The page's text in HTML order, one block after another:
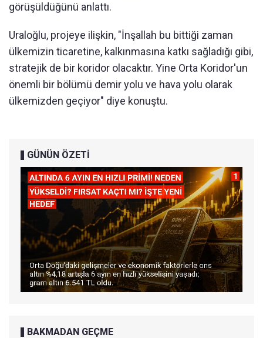
görüşüldüğünü anlattı.
Uraloğlu, projeye ilişkin, "İnşallah bu bittiği zaman
ülkemizin ticaretine, kalkınmasına katkı sağladığı gibi,
stratejik de bir koridor olacaktır. Yine Orta Koridor'un
önemli bir bölümü demir yolu ve hava yolu olarak
ülkemizden geçiyor" diye konuştu.
GÜNÜN ÖZETİ
BAKMADAN GEÇME